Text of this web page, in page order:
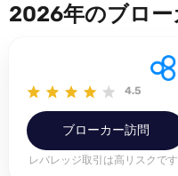
2026年のブロー
4.5
ブローカー訪問
レバレッジ取引は高リスクで